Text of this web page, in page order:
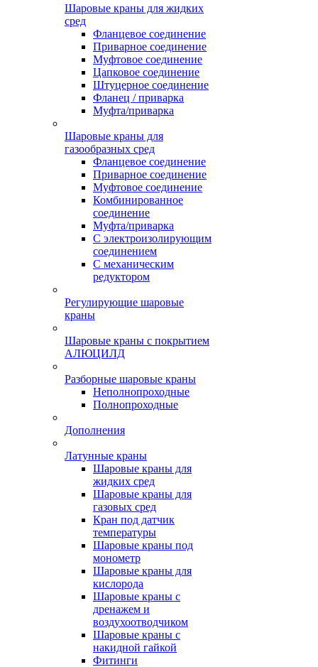
Шаровые краны для жидких
сред
Фланцевое соединение
Приварное соединение
Муфтовое соединение
Цапковое соединение
Штуцерное соединение
Фланец / приварка
Муфта/приварка
Шаровые краны для
газообразных сред
Фланцевое соединение
Приварное соединение
Муфтовое соединение
Комбинированное
соединение
Муфта/приварка
С электроизолирующим
соединением
С механическим
редуктором
Регулирующие шаровые
краны
Шаровые краны с покрытием
АЛЮЦИЛД
Разборные шаровые краны
Неполнопроходные
Полнопроходные
Дополнения
Латунные краны
Шаровые краны для
жидких сред
Шаровые краны для
газовых сред
Кран под датчик
температуры
Шаровые краны под
монометр
Шаровые краны для
кислорода
Шаровые краны с
дренажем и
воздухоотводчиком
Шаровые краны с
накидной гайкой
Фитинги